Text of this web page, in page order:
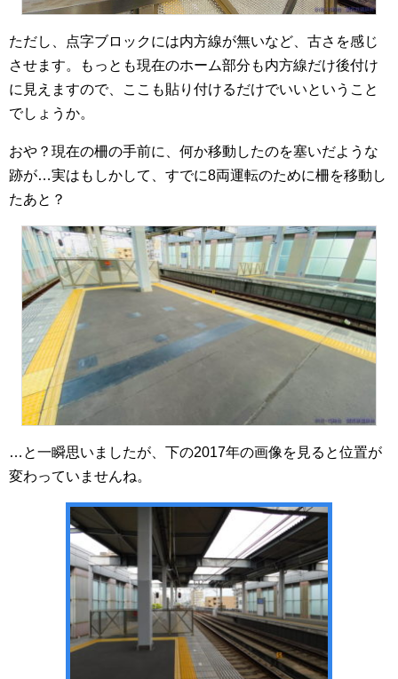
ただし、点字ブロックには内方線が無いなど、古さを感じ
させます。もっとも現在のホーム部分も内方線だけ後付け
に見えますので、ここも貼り付けるだけでいいということ
でしょうか。
おや？現在の柵の手前に、何か移動したのを塞いだような
跡が…実はもしかして、すでに8両運転のために柵を移動し
たあと？
…と一瞬思いましたが、下の2017年の画像を見ると位置が
変わっていませんね。